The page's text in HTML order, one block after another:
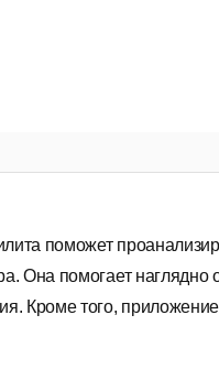
поможет
Она помогает наглядно
Кроме того,